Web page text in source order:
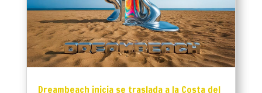
Dreambeach inicia se traslada a la Costa del